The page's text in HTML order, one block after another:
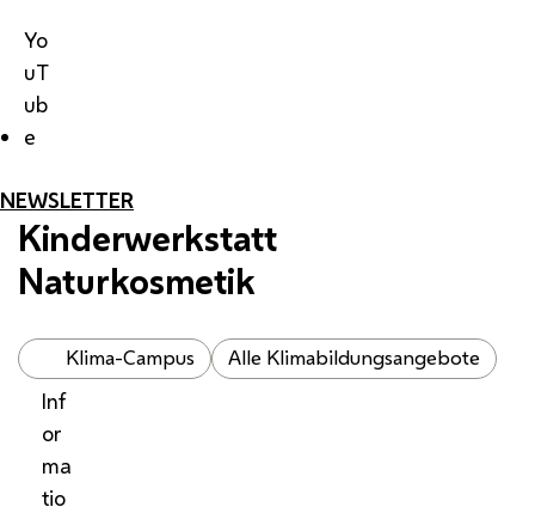
Yo
uT
ub
e
NEWSLETTER
Kinderwerkstatt
Naturkosmetik
Klima-Campus Alle Klimabildungsangebote
Inf
or
ma
tio